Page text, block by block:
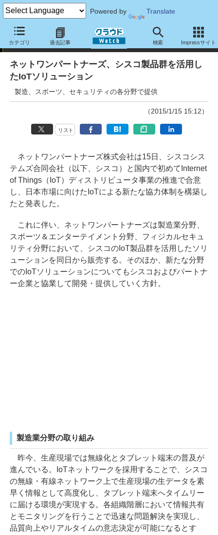
Powered by Translate
カテゴリ 過去記事 検索 Impressサイト
ニュース
ネットワンパートナーズ、シスコ製品群を活用し
たIoTソリューション
製造、スポーツ、セキュリティの各分野で提供
（2015/1/15 15:12）
リスト
ネットワンパートナーズ株式会社は15日、シスコシス
テムズ合同会社（以下、シスコ）と国内で初めてInternet
of Things（IoT）ディストリビュータ事業の推進で合意
し、日本市場に向けたIoTによる新たな協力体制を構築し
たと発表した。
これに伴い、ネットワンパートナーズは製造業分野、
スポーツ＆エンターテイメント分野、フィジカルセキュ
リティ分野において、シスコのIoT製品群を活用したソリ
ューションを同日から販売する。そのほか、新たな分野
でのIoTソリューションについてもシスコおよびパートナ
ー企業と協業して開発・提供していく方針。
製造業分野の取り組み
昨今、生産現場では無線化とタブレット端末の普及が
進んでいる。IoTネットワークを採用することで、シスコ
の無線・有線ネットワーク上で生産現場の生データを素
早く情報として高度化し、タブレット端末へタイムリー
に届ける環境が実現する。各組織階層において情報共有
とモニタリングを行うことで迅速な問題解決を実現し、
品質向上やリアルタイムの意志決定が可能になるとす